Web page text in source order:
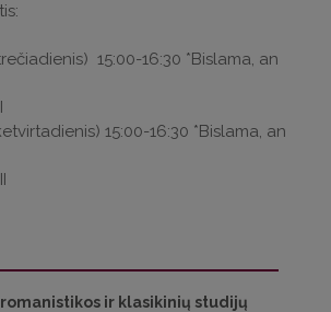
15:00-16:30 *Bislama, an
15:00-16:30 *Bislama, an
ir klasikinių studijų